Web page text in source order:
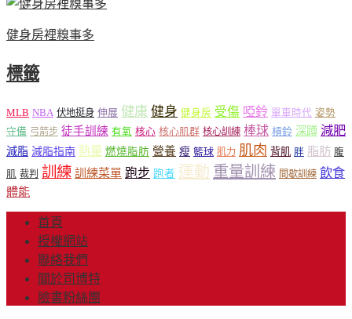
健身房裡糗事多
標籤
MLB NBA 伏地挺身 伸展 健康 健身 健身房 受傷 啞鈴 單車時代 姿勢
守備 弓箭步 徒手訓練 有氧 核心 核心肌群 核心訓練 棒球 槓鈴 深蹲 減肥
減脂 減脂指南 熱量 燃燒脂肪 營養 瘦 籃球 肌力 肌肉 背肌 胖 脂肪 腹
肌 裁判 訓練 訓練菜單 跑步 跑者 運動 重量訓練 間歇訓練 飲食
體能
首頁
授權網站
聯絡我們
關於司博特
臉書粉絲團